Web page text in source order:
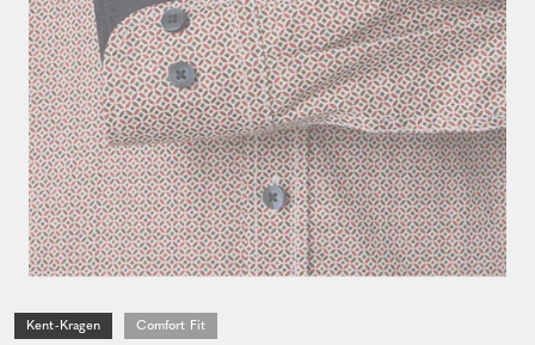
Kent-Kragen Comfort Fit